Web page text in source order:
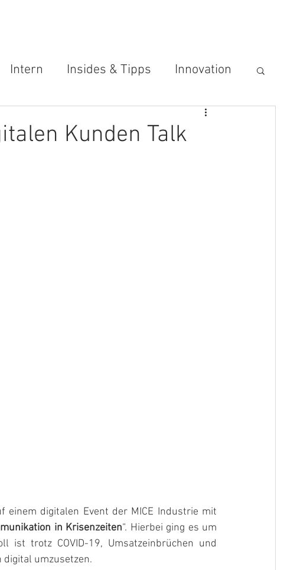
Intern Insides & Tipps Innovation
Nachhaltigkeit
Kunden Talk
einem digitalen Event der MICE Industrie mit
in Krisenzeiten“. Hierbei ging es um
trotz COVID-19, Umsatzeinbrüchen und
umzusetzen.